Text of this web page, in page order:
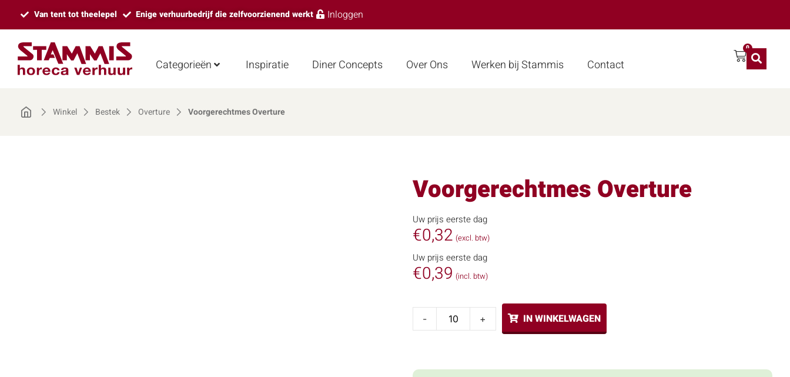
Van tent tot theelepel Enige verhuurbedrijf die zelfvoorzienend werkt Inloggen
Categorieën Inspiratie Diner Concepts Over Ons Werken bij Stammis Contact
0
Winkel Bestek Overture Voorgerechtmes Overture
Voorgerechtmes Overture
Uw prijs eerste dag
€0,32 (excl. btw)
Uw prijs eerste dag
€0,39 (incl. btw)
- + IN WINKELWAGEN